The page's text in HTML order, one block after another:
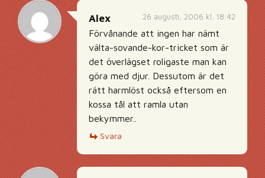
26 augusti, 2006 kl. 18:42
Alex
Förvånande att ingen har nämt
välta-sovande-kor-tricket som är
det överlägset roligaste man kan
göra med djur. Dessutom är det
rätt harmlöst också eftersom en
kossa tål att ramla utan
bekymmer..
Svara